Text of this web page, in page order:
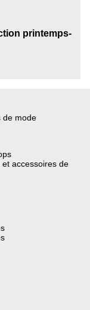
printemps-
de mode
et accessoires de